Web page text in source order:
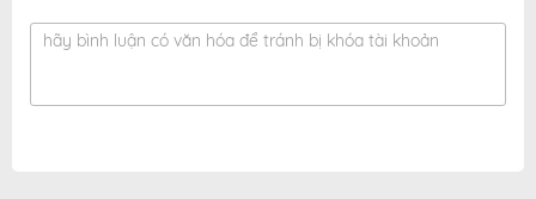
hãy bình luận có văn hóa để tránh bị khóa tài khoản